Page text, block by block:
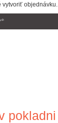
vytvoriť objednávku.
pokladni